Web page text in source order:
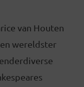
van Houten
wereldster